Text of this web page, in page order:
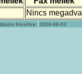
Nincs megadva
frissítve: 2026-08-03